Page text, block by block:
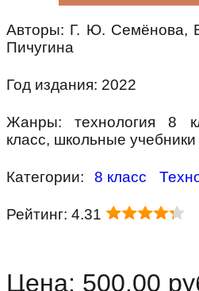
Авторы: Г. Ю. Семёнова,
Пичугина
Год издания: 2022
Жанры: технология 8
класс, школьные учебники
Категории: 8 класс
Рейтинг: 4.31
Цена: 500.00